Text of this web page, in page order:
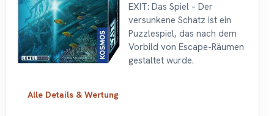
EXIT: Das Spiel – Der
versunkene Schatz ist ein
Puzzlespiel, das nach dem
Vorbild von Escape-Räumen
gestaltet wurde.
Alle Details & Wertung